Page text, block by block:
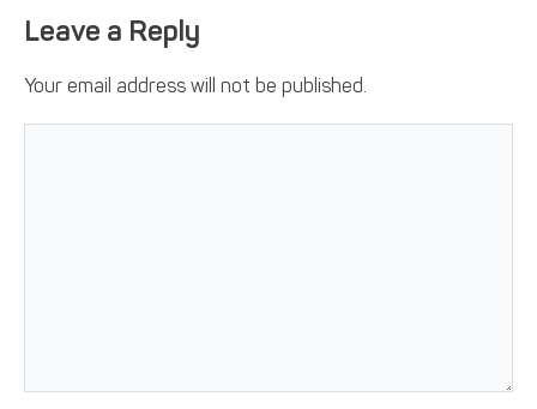
Leave a Reply
Your email address will not be published.